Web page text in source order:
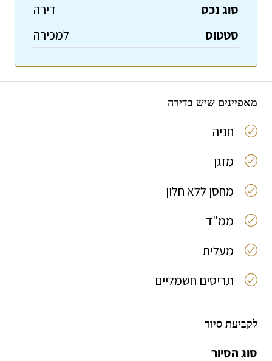
סוג נכס
דירה
סטטוס
למכירה
מאפיינים שיש בדירה
חניה
מזגן
מחסן ללא חלון
ממ"ד
מעלית
תריסים חשמליים
לקביעת סיור
סוג הסיור